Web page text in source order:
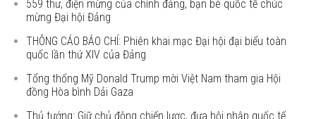
559 thư, điện mừng của chính đảng, bạn bè quốc tế chúc
mừng Đại hội Đảng
THÔNG CÁO BÁO CHÍ: Phiên khai mạc Đại hội đại biểu toàn
quốc lần thứ XIV của Đảng
Tổng thống Mỹ Donald Trump mời Việt Nam tham gia Hội
đồng Hòa bình Dải Gaza
Thủ tướng: Giữ chủ động chiến lược, đưa hội nhập quốc tế